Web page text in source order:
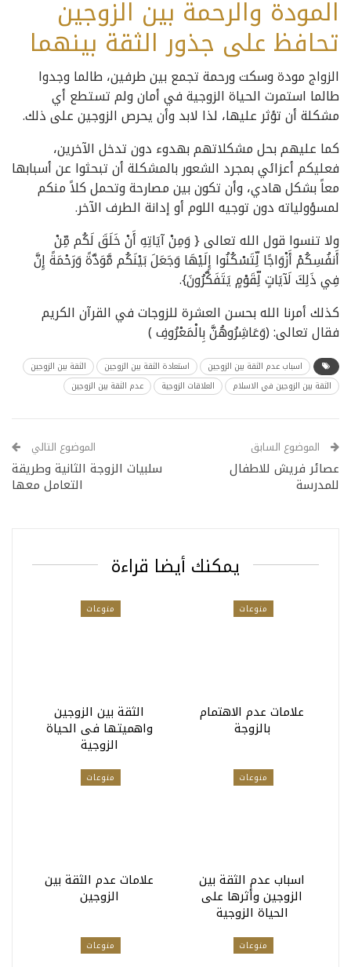
المودة والرحمة بين الزوجين
تحافظ على جذور الثقة بينهما
الزواج مودة وسكت ورحمة تجمع بين طرفين، طالما وجدوا
طالما استمرت الحياة الزوجية في أمان ولم تستطع أي
مشكلة أن تؤثر عليها، لذا لابد وأن يحرص الزوجين على ذلك.
كما عليهم بحل مشكلاتهم بهدوء دون تدخل الآخرين،
فعليكم أعزائي بمجرد الشعور بالمشكلة أن تبحثوا عن أسبابها
معاً بشكل هادي، وأن تكون بين مصارحة وتحمل كلاً منكم
لمسؤولياته دون توجيه اللوم أو إدانة الطرف الآخر.
ولا تنسوا قول الله تعالى { وَمِنْ آيَاتِهِ أَنْ خَلَقَ لَكُم مِّنْ
أَنفُسِكُمْ أَزْوَاجًا لِّتَسْكُنُوا إِلَيْهَا وَجَعَلَ بَيْنَكُم مَّوَدَّةً وَرَحْمَةً إِنَّ
فِي ذَلِكَ لَآيَاتٍ لِّقَوْمٍ يَتَفَكَّرُونَ}.
كذلك أمرنا الله بحسن العشرة للزوجات في القرآن الكريم
فقال تعالى: (وَعَاشِرُوهُنَّ بِالْمَعْرُوفِ )
اسباب عدم الثقة بين الزوجين استعادة الثقة بين الزوجين
الثقة بين الزوجين
الثقة بين الزوجين في الاسلام
العلاقات الزوجية عدم الثقة بين الزوجين
الموضوع السابق
عصائر فريش للاطفال
للمدرسة
الموضوع التالي
سلبيات الزوجة الثانية وطريقة
التعامل معها
يمكنك أيضا قراءة
منوعات
علامات عدم الاهتمام
بالزوجة
منوعات
الثقة بين الزوجين
واهميتها فى الحياة
الزوجية
منوعات
اسباب عدم الثقة بين
الزوجين وأثرها على
الحياة الزوجية
منوعات
علامات عدم الثقة بين
الزوجين
منوعات منوعات